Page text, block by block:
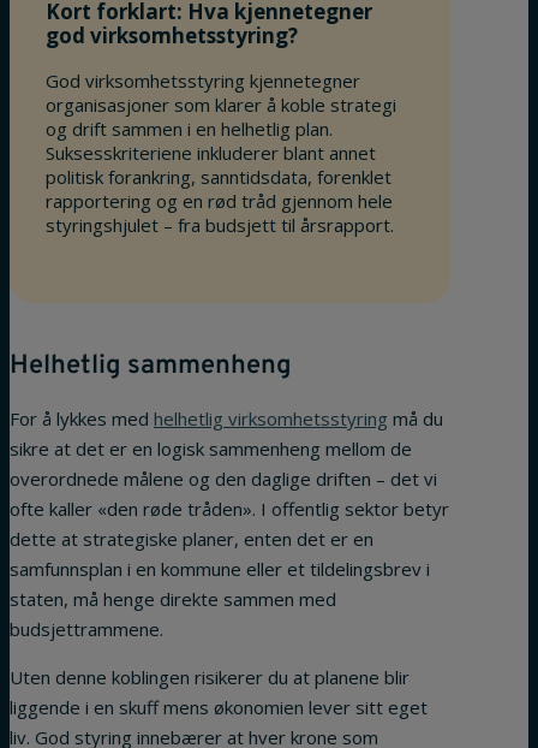
Kort forklart: Hva kjennetegner
god virksomhetsstyring?
God virksomhetsstyring kjennetegner
organisasjoner som klarer å koble strategi
og drift sammen i en helhetlig plan.
Suksesskriteriene inkluderer blant annet
politisk forankring, sanntidsdata, forenklet
rapportering og en rød tråd gjennom hele
styringshjulet – fra budsjett til årsrapport.
Helhetlig sammenheng
For å lykkes med helhetlig virksomhetsstyring må du
sikre at det er en logisk sammenheng mellom de
overordnede målene og den daglige driften – det vi
ofte kaller «den røde tråden». I offentlig sektor betyr
dette at strategiske planer, enten det er en
samfunnsplan i en kommune eller et tildelingsbrev i
staten, må henge direkte sammen med
budsjettrammene.
Uten denne koblingen risikerer du at planene blir
liggende i en skuff mens økonomien lever sitt eget
liv. God styring innebærer at hver krone som